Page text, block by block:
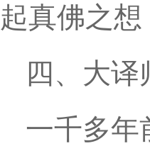
起真佛之
四、大译
一千多年